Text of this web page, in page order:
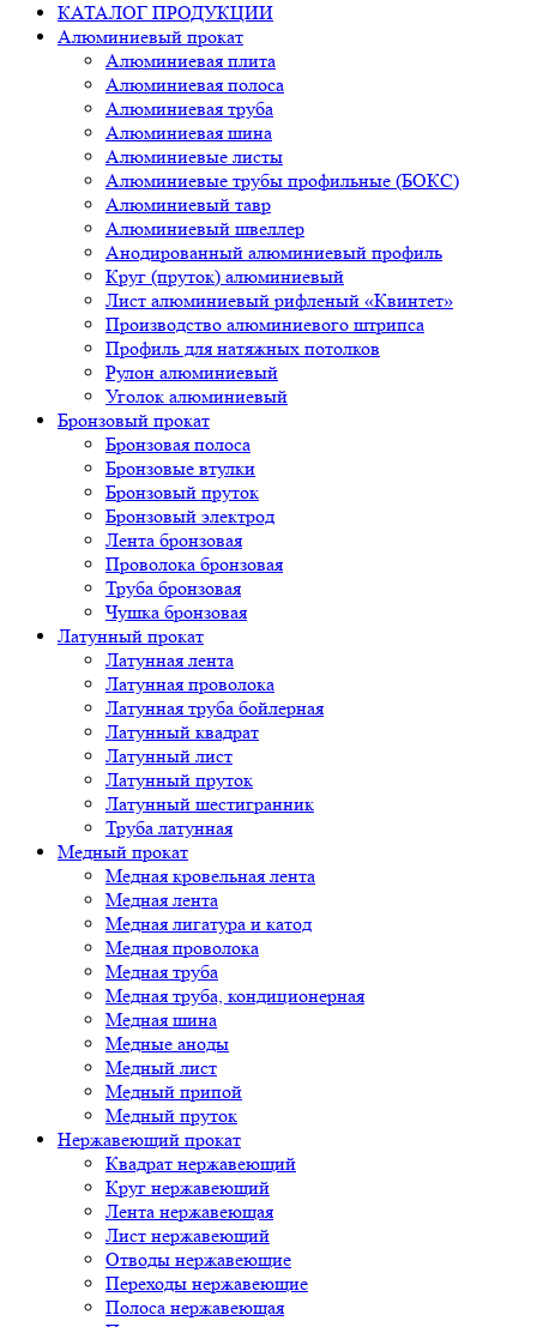
КАТАЛОГ ПРОДУКЦИИ
Алюминиевый прокат
Алюминиевая плита
Алюминиевая полоса
Алюминиевая труба
Алюминиевая шина
Алюминиевые листы
Алюминиевые трубы профильные (БОКС)
Алюминиевый тавр
Алюминиевый швеллер
Анодированный алюминиевый профиль
Круг (пруток) алюминиевый
Лист алюминиевый рифленый «Квинтет»
Производство алюминиевого штрипса
Профиль для натяжных потолков
Рулон алюминиевый
Уголок алюминиевый
Бронзовый прокат
Бронзовая полоса
Бронзовые втулки
Бронзовый пруток
Бронзовый электрод
Лента бронзовая
Проволока бронзовая
Труба бронзовая
Чушка бронзовая
Латунный прокат
Латунная лента
Латунная проволока
Латунная труба бойлерная
Латунный квадрат
Латунный лист
Латунный пруток
Латунный шестигранник
Труба латунная
Медный прокат
Медная кровельная лента
Медная лента
Медная лигатура и катод
Медная проволока
Медная труба
Медная труба, кондиционерная
Медная шина
Медные аноды
Медный лист
Медный припой
Медный пруток
Нержавеющий прокат
Квадрат нержавеющий
Круг нержавеющий
Лента нержавеющая
Лист нержавеющий
Отводы нержавеющие
Переходы нержавеющие
Полоса нержавеющая